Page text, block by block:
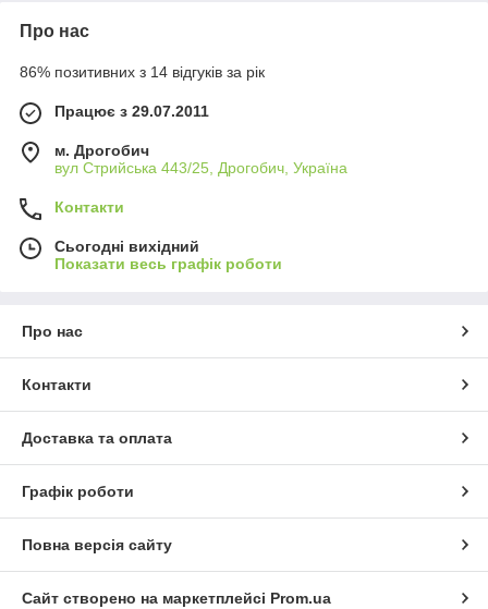
Про нас
86% позитивних з 14 відгуків за рік
Працює з 29.07.2011
м. Дрогобич
вул Стрийська 443/25, Дрогобич, Україна
Контакти
Сьогодні вихідний
Показати весь графік роботи
Про нас
Контакти
Доставка та оплата
Графік роботи
Повна версія сайту
Сайт створено на маркетплейсі Prom.ua